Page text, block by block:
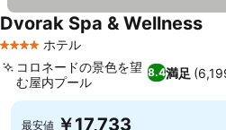
4 ホテルのランク
ホテル
Dvorak Spa & Wellness料
8.4満足
コロネードの景色を望
む屋内プール
最安値 ￥17,733